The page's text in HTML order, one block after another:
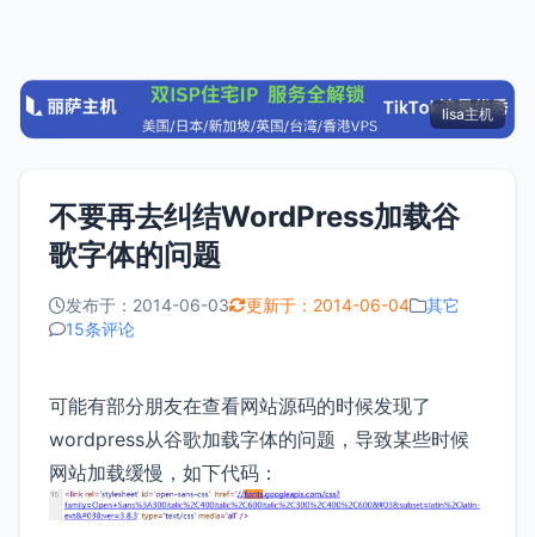
lisa主机
不要再去纠结WordPress加载谷
歌字体的问题
发布于：2014-06-03 更新于：2014-06-04
其它
15条评论
可能有部分朋友在查看网站源码的时候发现了
wordpress从谷歌加载字体的问题，导致某些时候
网站加载缓慢，如下代码：